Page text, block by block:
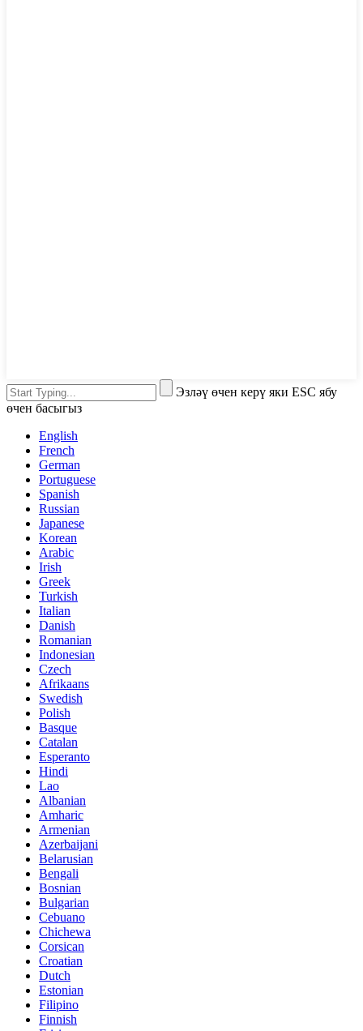
Эзләү өчен керү яки ESC ябу
өчен басыгыз
English
French
German
Portuguese
Spanish
Russian
Japanese
Korean
Arabic
Irish
Greek
Turkish
Italian
Danish
Romanian
Indonesian
Czech
Afrikaans
Swedish
Polish
Basque
Catalan
Esperanto
Hindi
Lao
Albanian
Amharic
Armenian
Azerbaijani
Belarusian
Bengali
Bosnian
Bulgarian
Cebuano
Chichewa
Corsican
Croatian
Dutch
Estonian
Filipino
Finnish